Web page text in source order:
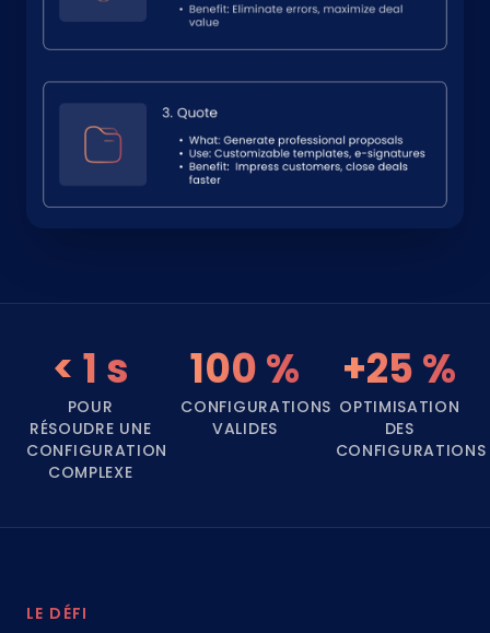
< 1 s
POUR
RÉSOUDRE UNE
CONFIGURATION
COMPLEXE
100 %
CONFIGURATIONS
VALIDES
+25 %
OPTIMISATION
DES
CONFIGURATIONS
LE DÉFI